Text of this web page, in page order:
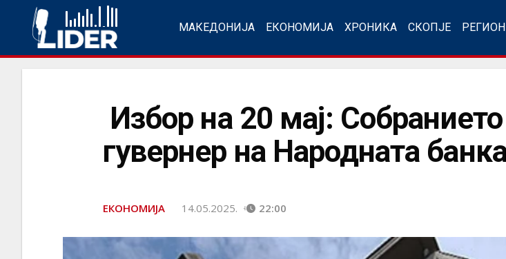
МАКЕДОНИЈА ЕКОНОМИЈА ХРОНИКА СКОПЈЕ РЕГИОН
Избор на 20 мај:
гувернер на Народната
ЕКОНОМИЈА 14.05.2025. 22:00